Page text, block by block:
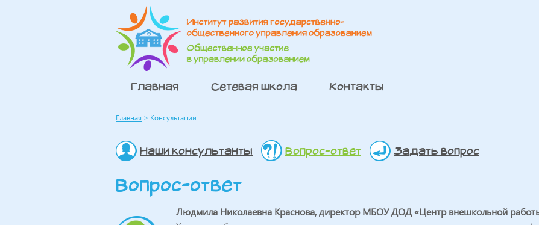
Главная Сетевая школа Контакты
Главная > Консультации
Наши консультанты Вопрос-ответ Задать вопрос
Вопрос-ответ
Людмила Николаевна Краснова, директор МБОУ ДОД «Центр внешкольной